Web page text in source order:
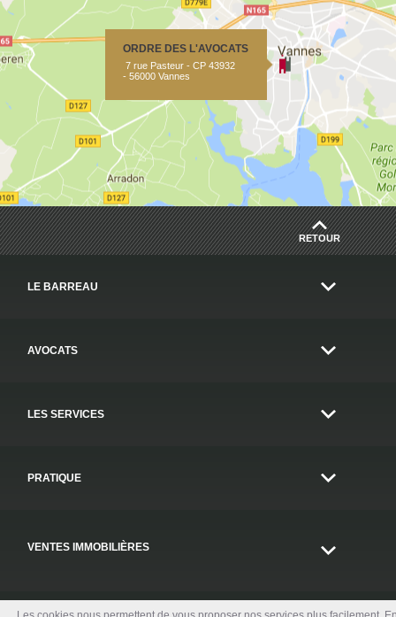
ORDRE DES L'AVOCATS
7 rue Pasteur - CP 43932
- 56000 Vannes
RETOUR
LE BARREAU
AVOCATS
LES SERVICES
PRATIQUE
VENTES IMMOBILIÈRES